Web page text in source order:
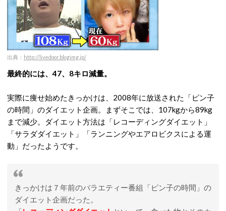
出典： http://livedoor.blogimg.jp/
最終的には、47、8キロ減量。
実際に痩せ始めたきっかけは、2008年に放送された「ピン子
の時間」のダイエット企画。まずそこでは、107kgから89kg
まで減少。ダイエット方法は「レコーディングダイエット」
「サラダダイエット」「ランニングやエアロビクスによる運
動」だったようです。
きっかけは７年前のバラエティー番組「ピン子の時間」の
ダイエット企画だった。